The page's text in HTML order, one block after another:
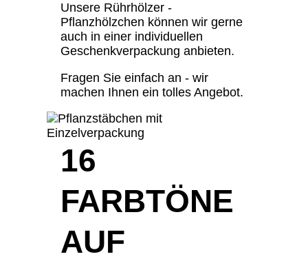
Unsere Rührhölzer -
Pflanzhölzchen können wir gerne
auch in einer individuellen
Geschenkverpackung anbieten.
Fragen Sie einfach an - wir
machen Ihnen ein tolles Angebot.
16
FARBTÖNE
AUF